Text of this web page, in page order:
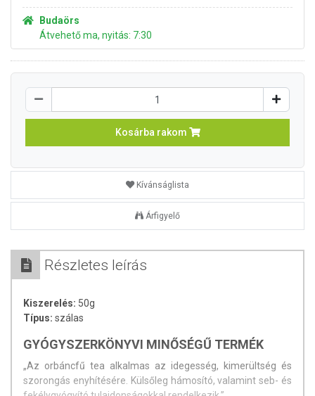
Budaörs
Átvehető ma, nyitás: 7:30
Kosárba rakom
Kívánságlista
Árfigyelő
Részletes leírás
Kiszerelés: 50g
Típus: szálas
GYÓGYSZERKÖNYVI MINŐSÉGŰ TERMÉK
„Az orbáncfű tea alkalmas az idegesség, kimerültség és
szorongás enyhítésére. Külsőleg hámosító, valamint seb- és